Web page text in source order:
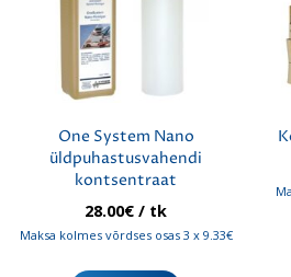
One System Nano
üldpuhastusvahendi
kontsentraat
28.00€ / tk
Maksa kolmes võrdses osas 3 x 9.33€